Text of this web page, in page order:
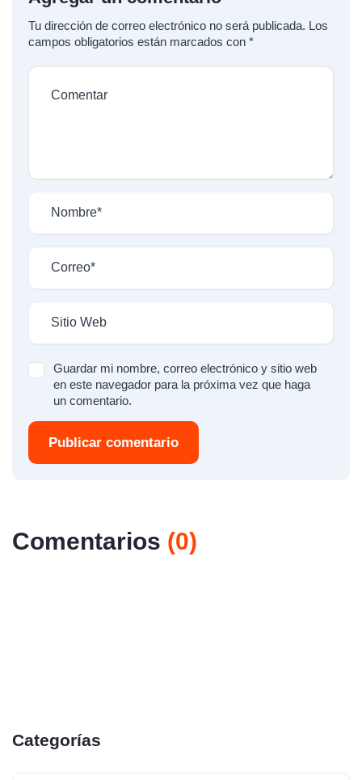
Tu dirección de correo electrónico no será publicada. Los
campos obligatorios están marcados con *
Guardar mi nombre, correo electrónico y sitio web
en este navegador para la próxima vez que haga
un comentario.
Publicar comentario
Comentarios (0)
Categorías